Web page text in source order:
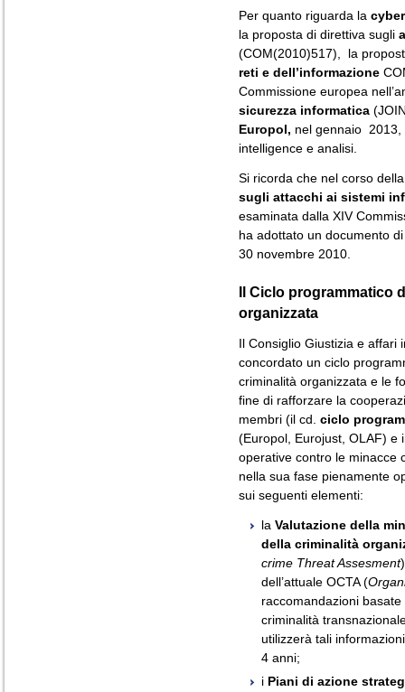
Per quanto riguarda la
la proposta di direttiva sugli
(COM(2010)517),
la
reti e dell’informazione
Commissione europea
sicurezza informatica
Europol, nel gennaio
intelligence e analisi.
Si ricorda che nel corso
sugli attacchi ai sistemi
esaminata dalla XIV
ha adottato un documento
30 novembre 2010.
Il Ciclo programmatico
organizzata
Il Consiglio Giustizia e affari
concordato un ciclo
criminalità organizzata e le
fine di rafforzare la
membri (il cd. ciclo
(Europol, Eurojust, OLAF) e
operative contro le minacce
nella sua fase pienamente
sui seguenti elementi:
la Valutazione della
della criminalità
crime Threat Assesment
dell’attuale OCTA (
raccomandazioni basate
criminalità
utilizzerà tali
4 anni;
i Piani di azione